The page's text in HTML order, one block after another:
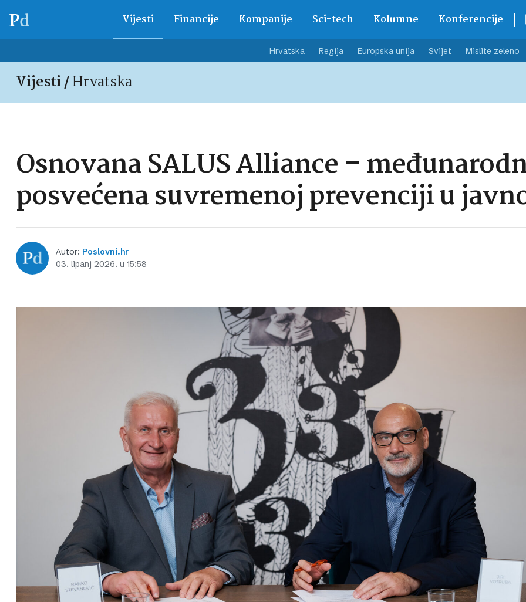
Vijesti Financije Kompanije Sci-tech Kolumne Konferencije
Hrvatska Regija Europska unija Svijet Mislite zeleno
Vijesti /Hrvatska
Osnovana SALUS Alliance –
posvećena suvremenoj prevenciji u
Autor: Poslovni.hr
03. lipanj 2026. u 15:58